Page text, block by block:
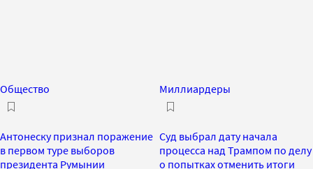
Общество
Антонеску признал поражение
в первом туре выборов
президента Румынии
Миллиардеры
Суд выбрал дату начала
процесса над Трампом по делу
о попытках отменить итоги